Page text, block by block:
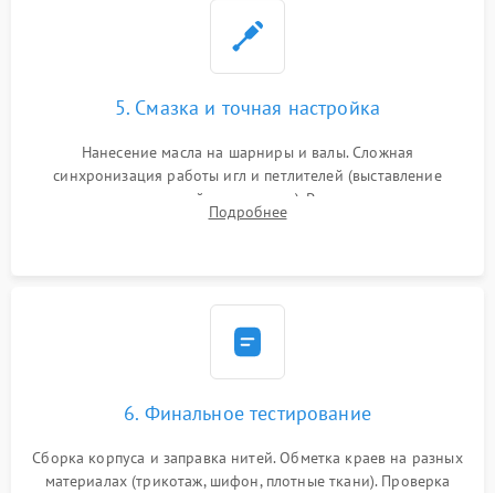
5. Смазка и точная настройка
Нанесение масла на шарниры и валы. Сложная
синхронизация работы игл и петлителей (выставление
зазоров до сотых долей миллиметра). Регулировка прижима
ножей, ширины обметки и хода дифференциального
Подробнее
6. Финальное тестирование
Сборка корпуса и заправка нитей. Обметка краев на разных
материалах (трикотаж, шифон, плотные ткани). Проверка